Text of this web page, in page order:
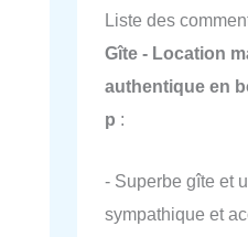
Liste des
Gîte - Location
authentique en
p :
- Superbe gîte et
sympathique et